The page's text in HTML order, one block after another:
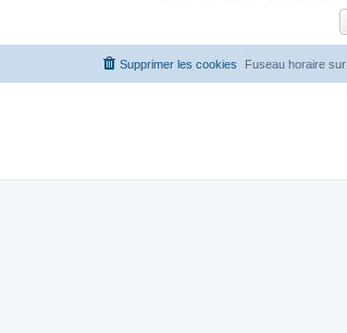
Fuseau horaire sur
Supprimer les cookies